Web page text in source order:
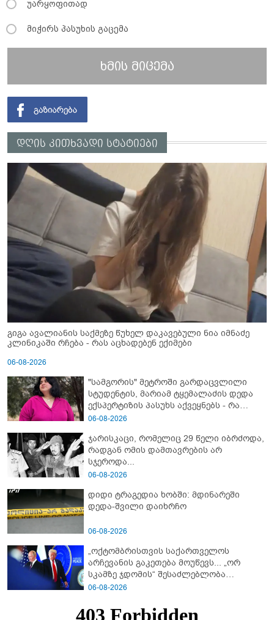
უარყოფითად
მიჭირს პასუხის გაცემა
ხმის მიცემა
დღის კითხვადი სტატიები
გიგა ავალიანის საქმეზე წუხელ დაკავებული ნია იმნაძე
კლინიკაში რჩება - რას აცხადებენ ექიმები
06-08-2026
"სამგორის" მეტროში გარდაცვლილი
სტუდენტის, მარიამ ტყემალაძის დედა
ექსპერტიზის პასუხს აქვეყნებს - რა
გახდა გოგონას გარდაცვალების მიზეზი?
06-08-2026
ჯარისკაცი, რომელიც 29 წელი იბრძოდა,
რადგან ომის დამთავრების არ
სჯეროდა...
06-08-2026
დიდი ტრაგედია ხობში: მდინარეში
დედა-შვილი დაიხრჩო
06-08-2026
„ოქტომბრისთვის საქართველოს
არჩევანის გაკეთება მოუწევს... „ორ
სკამზე ჯდომის“ შესაძლებლობა
შეიძლება დასრულდეს“ - მირიან
06-08-2026